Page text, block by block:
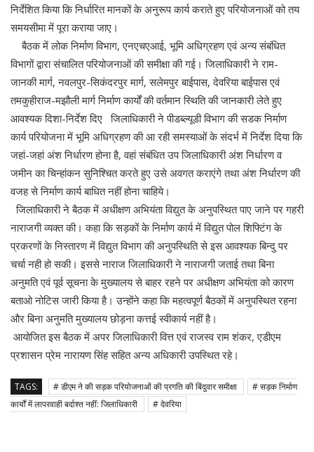
निर्देशित किया कि निर्धारित मानकों के अनुरूप कार्य कराते हुए परियोजनाओं को तय
समयसीमा में पूरा कराया जाए।
बैठक में लोक निर्माण विभाग, एनएचएआई, भूमि अधिग्रहण एवं अन्य संबंधित
विभागों द्वारा संचालित परियोजनाओं की समीक्षा की गई। जिलाधिकारी ने राम-
जानकी मार्ग, नवलपुर-सिकंदरपुर मार्ग, सलेमपुर बाईपास, देवरिया बाईपास एवं
तमकुहीराज-मझौली मार्ग निर्माण कार्यों की वर्तमान स्थिति की जानकारी लेते हुए
आवश्यक दिशा-निर्देश दिए जिलाधिकारी ने पीडब्ल्यूडी विभाग की सडक निर्माण
कार्य परियोजना में भूमि अधिग्रहण की आ रही समस्याओं के संदर्भ में निर्देश दिया कि
जहां-जहां अंश निर्धारण होना है, वहां संबंधित उप जिलाधिकारी अंश निर्धारण व
जमीन का चिन्हांकन सुनिश्चित करते हुए उसे अवगत कराएंगे तथा अंश निर्धारण की
वजह से निर्माण कार्य बाधित नहीं होना चाहिये।
जिलाधिकारी ने बैठक में अधीक्षण अभियंता विद्युत के अनुपस्थित पाए जाने पर गहरी
नाराजगी व्यक्त की। कहा कि सड़कों के निर्माण कार्य में विद्युत पोल शिफ्टिंग के
प्रकरणों के निस्तारण में विद्युत विभाग की अनुपस्थिति से इस आवश्यक बिन्दु पर
चर्चा नही हो सकी। इससे नाराज जिलाधिकारी ने नाराजगी जताई तथा बिना
अनुमति एवं पूर्व सूचना के मुख्यालय से बाहर रहने पर अधीक्षण अभियंता को कारण
बताओ नोटिस जारी किया है। उन्होंने कहा कि महत्वपूर्ण बैठकों में अनुपस्थित रहना
और बिना अनुमति मुख्यालय छोड़ना कत्तई स्वीकार्य नहीं है।
आयोजित इस बैठक में अपर जिलाधिकारी वित्त एवं राजस्व राम शंकर, एडीएम
प्रशासन प्रेम नारायण सिंह सहित अन्य अधिकारी उपस्थित रहे।
TAGS: # डीएम ने की सड़क परियोजनाओं की प्रगति की बिंदुवार समीक्षा
# सड़क निर्माण
कार्यों में लापरवाही बर्दाश्त नहीं: जिलाधिकारी
# देवरिया